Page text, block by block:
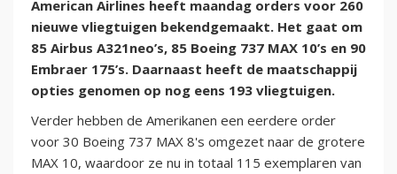
American Airlines heeft maandag orders voor 260
nieuwe vliegtuigen bekendgemaakt. Het gaat om
85 Airbus A321neo’s, 85 Boeing 737 MAX 10’s en 90
Embraer 175’s. Daarnaast heeft de maatschappij
opties genomen op nog eens 193 vliegtuigen.
Verder hebben de Amerikanen een eerdere order
voor 30 Boeing 737 MAX 8's omgezet naar de grotere
MAX 10, waardoor ze nu in totaal 115 exemplaren van